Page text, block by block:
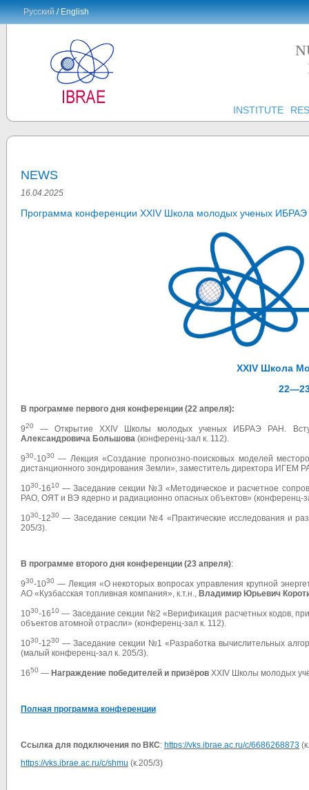
Русский/ English
INSTITUTE
NEWS
16.04.2025
Программа конференции XXIV Школа молодых ученых
XXIV Школа
В программе первого дня конференции (22 апреля):
920 — Открытие XXIV Школы молодых ученых ИБРАЭ РАН.
Александровича Большова (конференц-зал к. 112).
930-1030 — Лекция «Создание прогнозно-поисковых моделей
дистанционного зондирования Земли», заместитель директора ИГЕМ
1030-1610 — Заседание секции №3 «Методическое и расчетное
РАО, ОЯТ и ВЭ ядерно и радиационно опасных объектов» (конференц-
1030-1230 — Заседание секции №4 «Практические исследования и
205/3).
В программе второго дня конференции (23 апреля):
930-1030 — Лекция «О некоторых вопросах управления крупной
АО «Кузбасская топливная компания», к.т.н., Владимир Юрьевич
1030-1610 — Заседание секции №2 «Верификация расчетных кодов,
объектов атомной отрасли» (конференц-зал к. 112).
1030-1230 — Заседание секции №1 «Разработка вычислительных
(малый конференц-зал к. 205/3).
1650 — Награждение победителей и призёров XXIV Школы молодых
Полная программа конференции
Ссылка для подключения по ВКС: https://vks.ibrae.ac.ru/c/6686268873
https://vks.ibrae.ac.ru/c/shmu (к.205/3)